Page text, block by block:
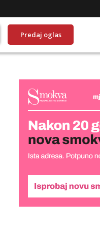
Predaj oglas
Daria